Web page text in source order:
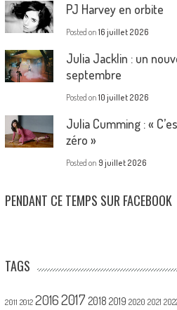
PJ Harvey en orbite
Posted on 16 juillet 2026
Julia Jacklin : un
septembre
Posted on 10 juillet 2026
Julia Cumming : «
zéro »
Posted on 9 juillet 2026
PENDANT CE TEMPS SUR FACEBOOK
TAGS
2011 2012 20162017 2018 2019 2020 2021